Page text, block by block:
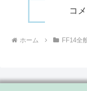
コ
ホーム FF14全